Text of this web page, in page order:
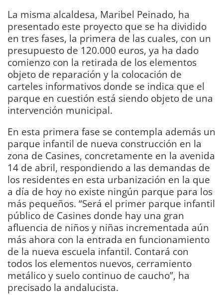
La misma alcaldesa, Maribel Peinado, ha
presentado este proyecto que se ha dividido
en tres fases, la primera de las cuales, con un
presupuesto de 120.000 euros, ya ha dado
comienzo con la retirada de los elementos
objeto de reparación y la colocación de
carteles informativos donde se indica que el
parque en cuestión está siendo objeto de una
intervención municipal.
En esta primera fase se contempla además un
parque infantil de nueva construcción en la
zona de Casines, concretamente en la avenida
14 de abril, respondiendo a las demandas de
los residentes en esta urbanización en la que
a día de hoy no existe ningún parque para los
más pequeños. “Será el primer parque infantil
público de Casines donde hay una gran
afluencia de niños y niñas incrementada aún
más ahora con la entrada en funcionamiento
de la nueva escuela infantil. Contará con
todos los elementos nuevos, cerramiento
metálico y suelo continuo de caucho”, ha
precisado la andalucista.